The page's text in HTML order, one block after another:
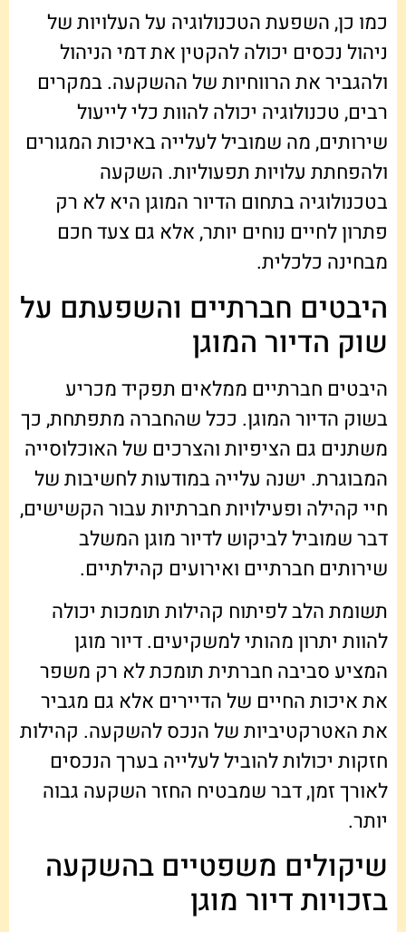
כמו כן, השפעת הטכנולוגיה על העלויות של
ניהול נכסים יכולה להקטין את דמי הניהול
ולהגביר את הרווחיות של ההשקעה. במקרים
רבים, טכנולוגיה יכולה להוות כלי לייעול
שירותים, מה שמוביל לעלייה באיכות המגורים
ולהפחתת עלויות תפעוליות. השקעה
בטכנולוגיה בתחום הדיור המוגן היא לא רק
פתרון לחיים נוחים יותר, אלא גם צעד חכם
מבחינה כלכלית.
היבטים חברתיים והשפעתם על
שוק הדיור המוגן
היבטים חברתיים ממלאים תפקיד מכריע
בשוק הדיור המוגן. ככל שהחברה מתפתחת, כך
משתנים גם הציפיות והצרכים של האוכלוסייה
המבוגרת. ישנה עלייה במודעות לחשיבות של
חיי קהילה ופעילויות חברתיות עבור הקשישים,
דבר שמוביל לביקוש לדיור מוגן המשלב
שירותים חברתיים ואירועים קהילתיים.
תשומת הלב לפיתוח קהילות תומכות יכולה
להוות יתרון מהותי למשקיעים. דיור מוגן
המציע סביבה חברתית תומכת לא רק משפר
את איכות החיים של הדיירים אלא גם מגביר
את האטרקטיביות של הנכס להשקעה. קהילות
חזקות יכולות להוביל לעלייה בערך הנכסים
לאורך זמן, דבר שמבטיח החזר השקעה גבוה
יותר.
שיקולים משפטיים בהשקעה
בזכויות דיור מוגן